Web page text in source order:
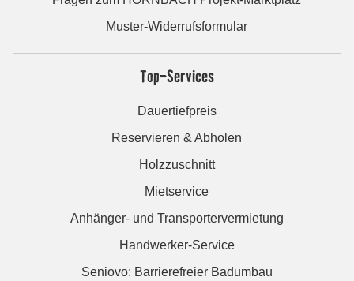
Muster-Widerrufsformular
Top-Services
Dauertiefpreis
Reservieren & Abholen
Holzzuschnitt
Mietservice
Anhänger- und Transportervermietung
Handwerker-Service
Seniovo: Barrierefreier Badumbau